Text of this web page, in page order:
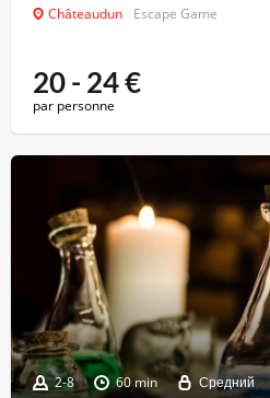
Châteaudun Escape Game
20 - 24€
par personne
2-8 60 min Средний